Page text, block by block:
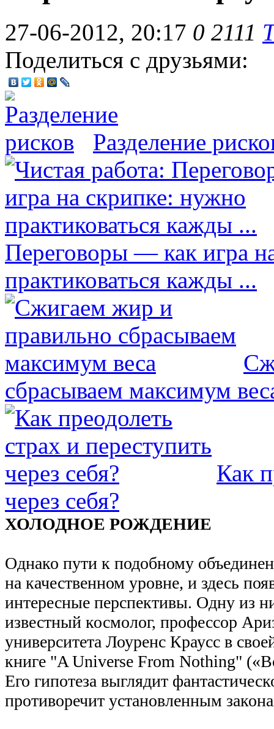
27-06-2012, 20:17 0 2111
Поделиться с друзьями:
Разделение
Переговоры — как игра
практиковаться кажды ...
сбрасываем максимум
Как
через себя?
ХОЛОДНОЕ РОЖДЕНИЕ
Однако пути к подобному
на качественном уровне, и здесь
интересные перспективы. Одну из
известный космолог, профессор
университета Лоуренс Краусс в
книге "A Universe From Nothing"
Его гипотеза выглядит
противоречит установленным